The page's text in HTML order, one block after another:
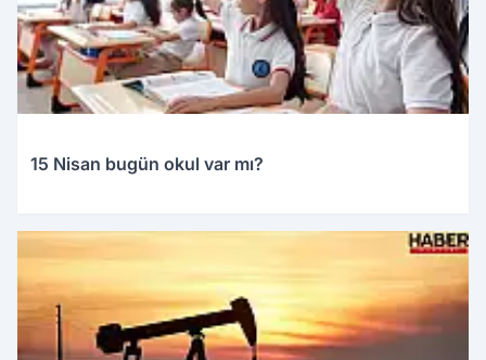
15 Nisan bugün okul var mı?
15.04.2026 01:31